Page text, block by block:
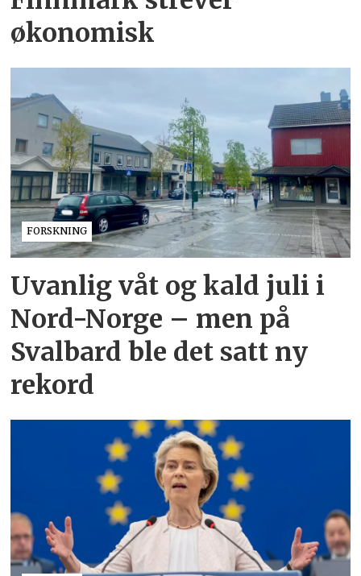
økonomisk
FORSKNING
Uvanlig våt og kald juli i
Nord-Norge – men på
Svalbard ble det satt ny
rekord